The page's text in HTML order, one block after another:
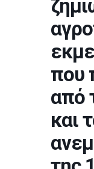
που
από
και